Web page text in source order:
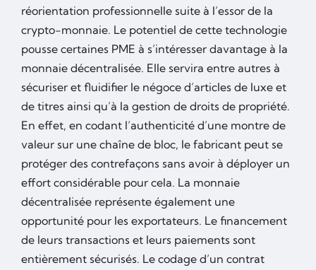
réorientation professionnelle suite à l’essor de la
crypto-monnaie. Le potentiel de cette technologie
pousse certaines PME à s’intéresser davantage à la
monnaie décentralisée. Elle servira entre autres à
sécuriser et fluidifier le négoce d’articles de luxe et
de titres ainsi qu’à la gestion de droits de propriété.
En effet, en codant l’authenticité d’une montre de
valeur sur une chaîne de bloc, le fabricant peut se
protéger des contrefaçons sans avoir à déployer un
effort considérable pour cela. La monnaie
décentralisée représente également une
opportunité pour les exportateurs. Le financement
de leurs transactions et leurs paiements sont
entièrement sécurisés. Le codage d’un contrat